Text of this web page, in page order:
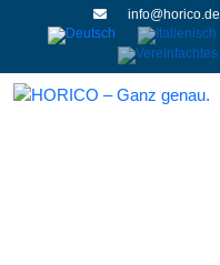
info@horico.de